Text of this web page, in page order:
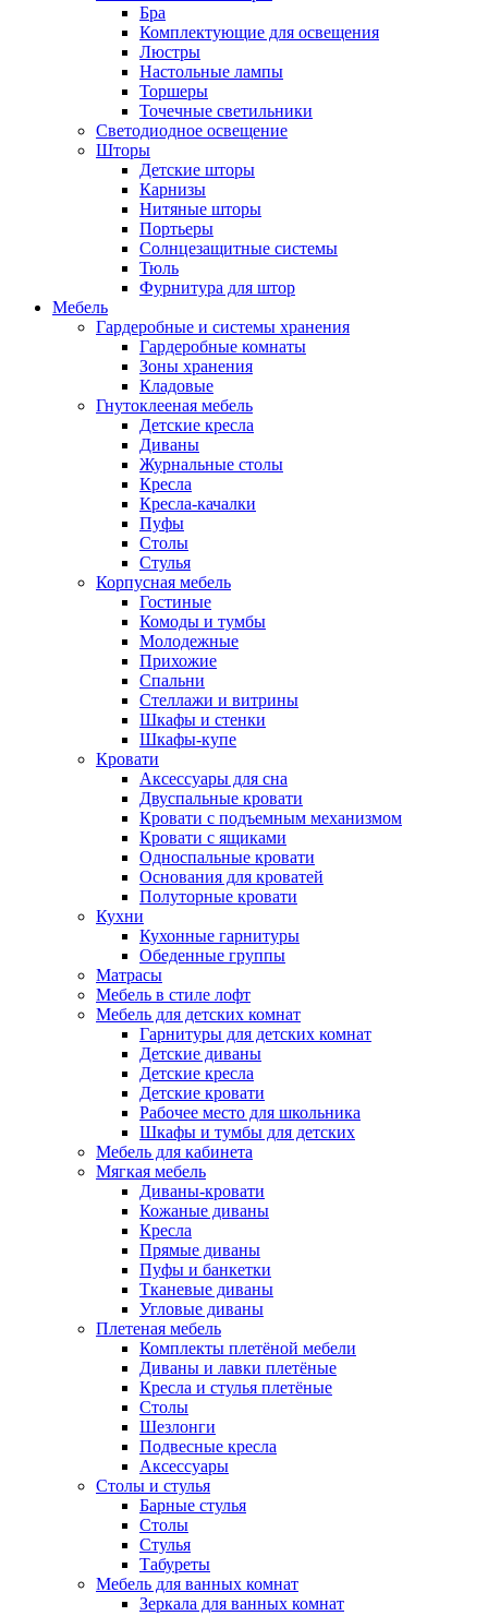
Бра
Комплектующие для освещения
Люстры
Настольные лампы
Торшеры
Точечные светильники
Светодиодное освещение
Шторы
Детские шторы
Карнизы
Нитяные шторы
Портьеры
Солнцезащитные системы
Тюль
Фурнитура для штор
Мебель
Гардеробные и системы хранения
Гардеробные комнаты
Зоны хранения
Кладовые
Гнутоклееная мебель
Детские кресла
Диваны
Журнальные столы
Кресла
Кресла-качалки
Пуфы
Столы
Стулья
Корпусная мебель
Гостиные
Комоды и тумбы
Молодежные
Прихожие
Спальни
Стеллажи и витрины
Шкафы и стенки
Шкафы-купе
Кровати
Аксессуары для сна
Двуспальные кровати
Кровати с подъемным механизмом
Кровати с ящиками
Односпальные кровати
Основания для кроватей
Полуторные кровати
Кухни
Кухонные гарнитуры
Обеденные группы
Матрасы
Мебель в стиле лофт
Мебель для детских комнат
Гарнитуры для детских комнат
Детские диваны
Детские кресла
Детские кровати
Рабочее место для школьника
Шкафы и тумбы для детских
Мебель для кабинета
Мягкая мебель
Диваны-кровати
Кожаные диваны
Кресла
Прямые диваны
Пуфы и банкетки
Тканевые диваны
Угловые диваны
Плетеная мебель
Комплекты плетёной мебели
Диваны и лавки плетёные
Кресла и стулья плетёные
Столы
Шезлонги
Подвесные кресла
Аксессуары
Столы и стулья
Барные стулья
Столы
Стулья
Табуреты
Мебель для ванных комнат
Зеркала для ванных комнат